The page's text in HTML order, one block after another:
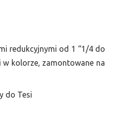
redukcyjnymi od 1 “1/4 do
w kolorze, zamontowane na
do Tesi